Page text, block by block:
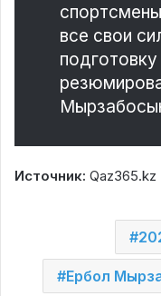
все свои
Источник: Qaz365.kz
Ербол